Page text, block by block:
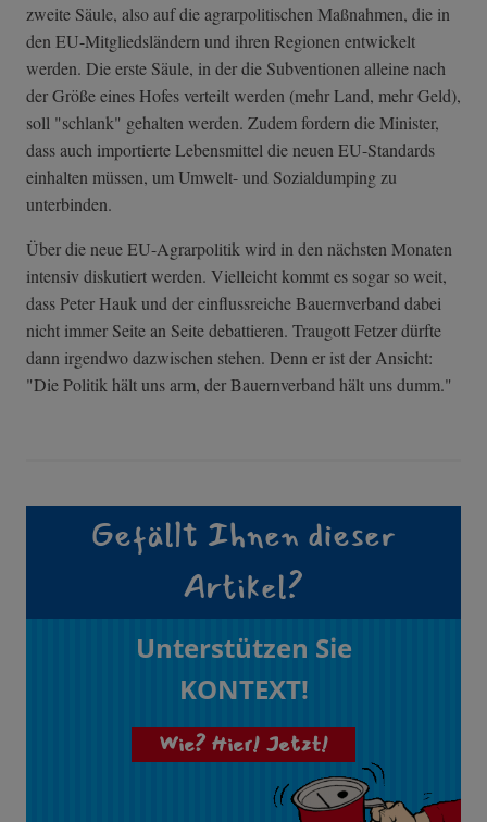
zweite Säule, also auf die agrarpolitischen Maßnahmen, die in
den EU-Mitgliedsländern und ihren Regionen entwickelt
werden. Die erste Säule, in der die Subventionen alleine nach
der Größe eines Hofes verteilt werden (mehr Land, mehr Geld),
soll "schlank" gehalten werden. Zudem fordern die Minister,
dass auch importierte Lebensmittel die neuen EU-Standards
einhalten müssen, um Umwelt- und Sozialdumping zu
unterbinden.
Über die neue EU-Agrarpolitik wird in den nächsten Monaten
intensiv diskutiert werden. Vielleicht kommt es sogar so weit,
dass Peter Hauk und der einflussreiche Bauernverband dabei
nicht immer Seite an Seite debattieren. Traugott Fetzer dürfte
dann irgendwo dazwischen stehen. Denn er ist der Ansicht:
"Die Politik hält uns arm, der Bauernverband hält uns dumm."
Gefällt Ihnen dieser
Artikel?
Unterstützen Sie
KONTEXT!
Wie? Hier! Jetzt!